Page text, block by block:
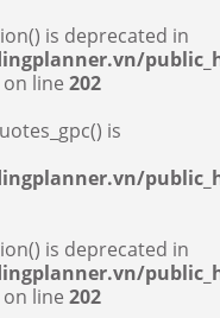
is deprecated in
on line 202
is
is deprecated in
on line 202